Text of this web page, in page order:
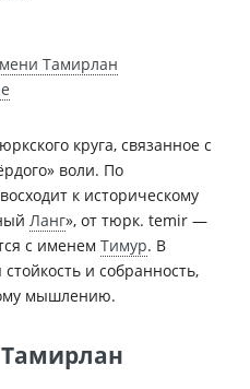
Тамирлан
круга, связанное с
воли. По
к историческому
Ланг», от тюрк. temir —
с именем Тимур. В
и собранность,
мышлению.